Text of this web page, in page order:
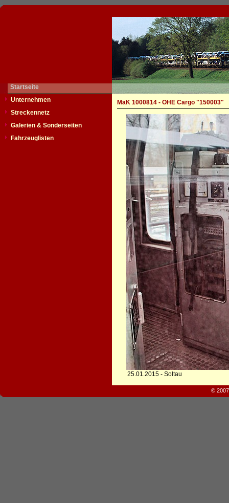
Startseite
Unternehmen
Streckennetz
Galerien & Sonderseiten
Fahrzeuglisten
MaK 1000814 - OHE Cargo "150003"
25.01.2015 - Soltau
©